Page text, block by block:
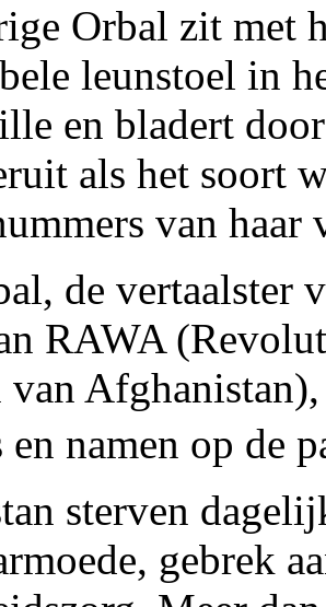
Orbal zit met
leunstoel in
en bladert
als het soort
van haar
de vertaalster
RAWA
namen op de
sterven
gebrek